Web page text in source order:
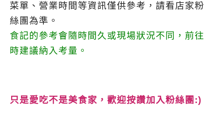
菜單、營業時間等資訊僅供參考，請看店家粉
絲團為準。
食記的參考會隨時間久或現場狀況不同，前往
時建議納入考量。
只是愛吃不是美食家，歡迎按讚加入粉絲團:)